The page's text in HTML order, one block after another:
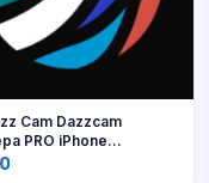
Cam Dazzcam
PRO iPhone
ios iPad